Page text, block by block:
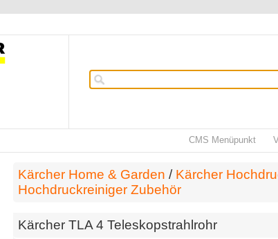
CMS Menüpunkt
Kärcher Home & Garden / Kärcher
Hochdruckreiniger Zubehör
Kärcher TLA 4 Teleskopstrahlrohr